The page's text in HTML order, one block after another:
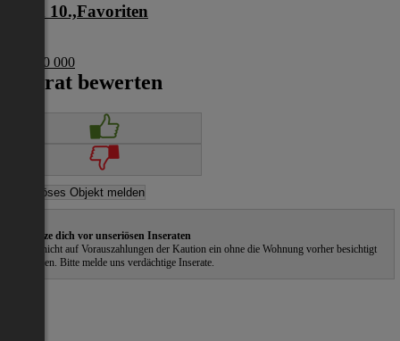
Wien 10.,Favoriten
€ 1 200 000
Inserat bewerten
Schütze dich vor unseriösen Inseraten
Gehe nicht auf Vorauszahlungen der Kaution ein ohne die Wohnung vorher besichtigt
zu haben. Bitte melde uns verdächtige Inserate.